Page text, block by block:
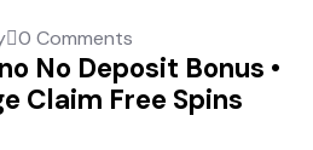
0 Comments
No Deposit Bonus •
Claim Free Spins